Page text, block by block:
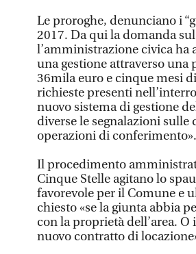
Le proroghe, denunciano i
2017. Da qui la domanda
l’amministrazione civica ha
una gestione attraverso
36mila euro e cinque mesi
richieste presenti
nuovo sistema di gestione
diverse le segnalazioni
operazioni di conferimento».
Il procedimento
Cinque Stelle agitano lo
favorevole per il Comune e
chiesto «se la giunta abbia
con la proprietà dell’area.
nuovo contratto di